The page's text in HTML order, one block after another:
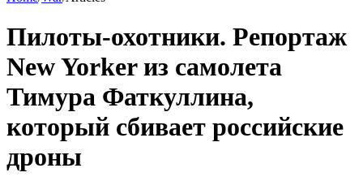
Пилоты‑охотники. Репортаж
New Yorker из самолета
Тимура Фаткуллина,
который сбивает российские
дроны